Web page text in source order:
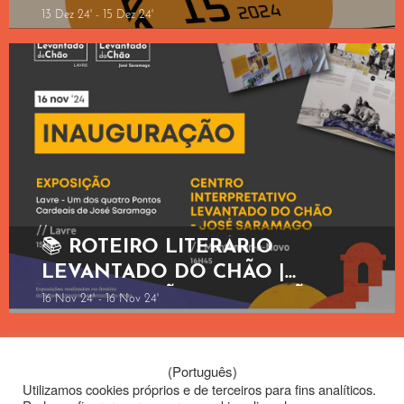
dezembro 2024
13 Dez 24' - 15 Dez 24'
📚 ROTEIRO LITERÁRIO
LEVANTADO DO CHÃO |
INAUGURAÇÃO: EXPOSIÇÃO +
16 Nov 24' - 16 Nov 24'
(Português)
Utilizamos cookies próprios e de terceiros para fins analíticos.